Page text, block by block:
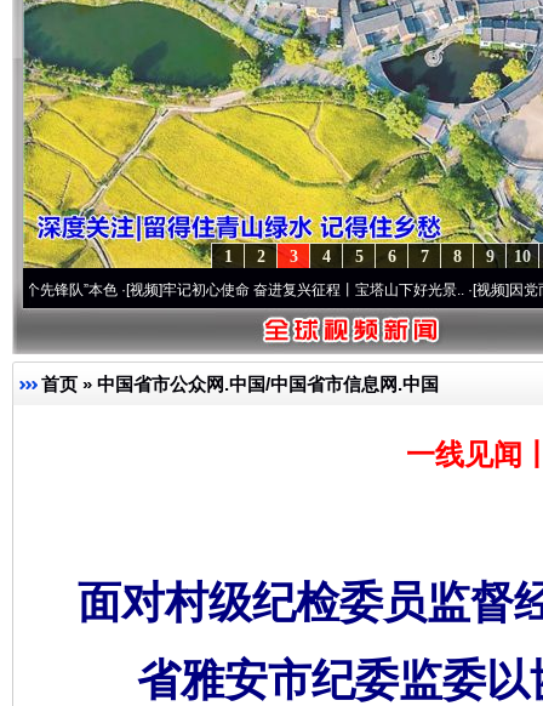
10
9
8
7
6
5
4
3
2
1
本色·[视频]牢记初心使命 奋进复兴征程丨宝塔山下好光景..·[视频]因党而生 为党而
首页 » 中国省市公众网.中国/中国省市信息网.中国
一线见闻
面对村级纪检委员监督
省雅安市纪委监委